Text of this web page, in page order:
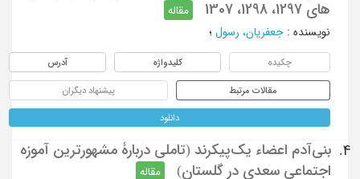
های 1297، 1298، 1307
مقاله
نویسنده: جعفریان، رسول ؛
چکیده کلیدواژه آدرس
مقالات مرتبط پیشنهاد دیگران
دانلود
4.
بنی‌آدم اعضاء یک‌پیکرند (تاملی دربارۀ مشهورترین آموزه
اجتماعی سعدی در گلستان)
مقاله